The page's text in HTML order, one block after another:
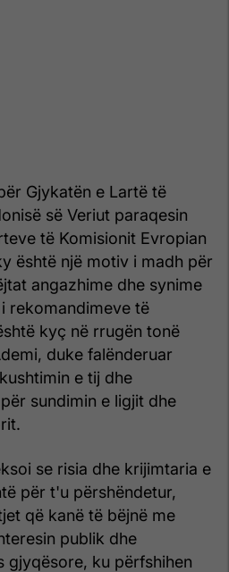
Gjykatën e Lartë të
së Veriut paraqesin
të Komisionit Evropian
është një motiv i madh për
angazhime dhe synime
rekomandimeve të
kyç në rrugën tonë
duke falënderuar
e tij dhe
sundimin e ligjit dhe
se risia dhe krijimtaria e
për t'u përshëndetur,
që kanë të bëjnë me
publik dhe
gjyqësore, ku përfshihen